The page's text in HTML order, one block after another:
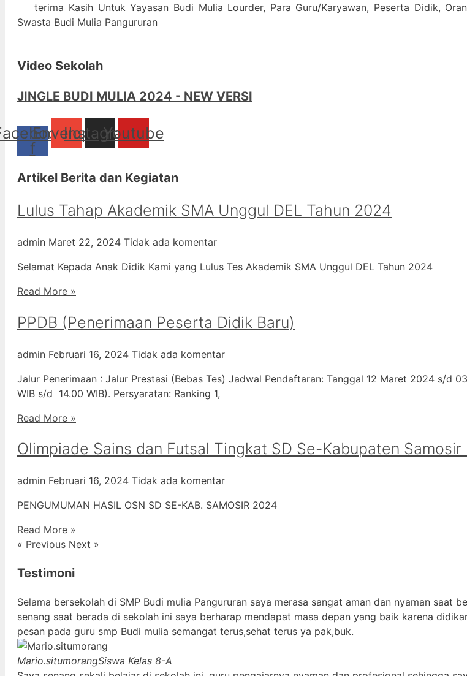
terima Kasih Untuk Yayasan Budi Mulia Lourder, Para Guru/Karyawan, Peserta Didik,
Swasta Budi Mulia Pangururan
Video Sekolah
JINGLE BUDI MULIA 2024 - NEW VERSI
f
Envelope
Instagram
Youtube
Artikel Berita dan Kegiatan
Lulus Tahap Akademik SMA Unggul DEL Tahun 2024
admin Maret 22, 2024 Tidak ada komentar
Selamat Kepada Anak Didik Kami yang Lulus Tes Akademik SMA Unggul DEL Tahun 2024
Read More »
PPDB (Penerimaan Peserta Didik Baru)
admin Februari 16, 2024 Tidak ada komentar
Jalur Penerimaan : Jalur Prestasi (Bebas Tes) Jadwal Pendaftaran: Tanggal 12 Maret 2024 s/d
WIB s/d 14.00 WIB). Persyaratan: Ranking 1,
Read More »
Olimpiade Sains dan Futsal Tingkat SD Se-Kabupaten Samosir
admin Februari 16, 2024 Tidak ada komentar
PENGUMUMAN HASIL OSN SD SE-KAB. SAMOSIR 2024
Read More »
« Previous Next »
Testimoni
Selama bersekolah di SMP Budi mulia Pangururan saya merasa sangat aman dan nyaman saat
senang saat berada di sekolah ini saya berharap mendapat masa depan yang baik karena
pesan pada guru smp Budi mulia semangat terus,sehat terus ya pak,buk.
Mario.situmorangSiswa Kelas 8-A